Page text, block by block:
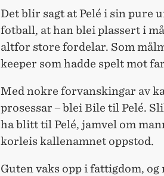
Det blir sagt at Pelé i sin pure
fotball, at han blei plassert i
altfor store fordelar. Som
keeper som hadde spelt mot
Med nokre forvanskingar av
prosessar ‒ blei Bile til Pelé.
ha blitt til Pelé, jamvel om
korleis kallenamnet oppstod.
Guten vaks opp i fattigdom,